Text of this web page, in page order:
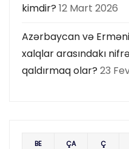
kimdir? 12 Mart 2026
Azərbaycan və
xalqlar arasındakı
qaldırmaq olar? 23
BE ÇA Ç